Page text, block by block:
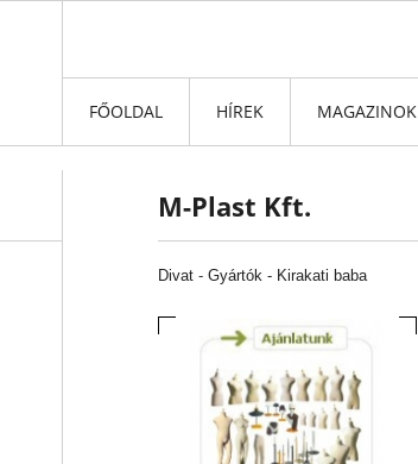
FŐOLDAL HÍREK MAGAZINOK
M-Plast Kft.
Divat - Gyártók - Kirakati baba